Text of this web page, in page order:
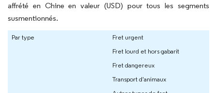
affrété en Chine en valeur (USD) pour tous les segments
susmentionnés.
Par type
Fret urgent
Fret lourd et hors gabarit
Fret dangereux
Transport d'animaux